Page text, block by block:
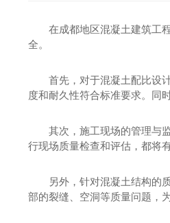
透水混凝土
在成都地区混凝土建筑工
全。
首先，对于混凝土配比设
度和耐久性符合标准要求。同
其次，施工现场的管理与
行现场质量检查和评估，都将
另外，针对混凝土结构的
部的裂缝、空洞等质量问题，